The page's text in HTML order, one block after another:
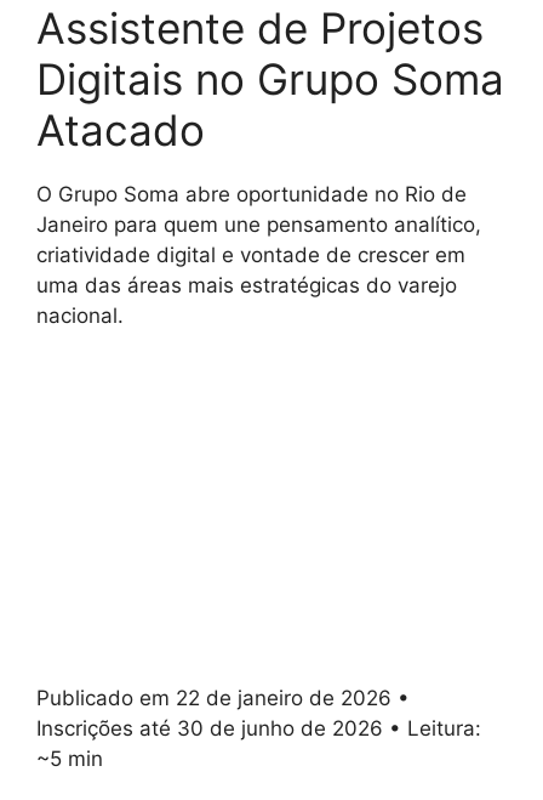
Assistente de Projetos
Digitais no Grupo Soma
Atacado
O Grupo Soma abre oportunidade no Rio de
Janeiro para quem une pensamento analítico,
criatividade digital e vontade de crescer em
uma das áreas mais estratégicas do varejo
nacional.
Publicado em 22 de janeiro de 2026 •
Inscrições até 30 de junho de 2026 • Leitura:
~5 min